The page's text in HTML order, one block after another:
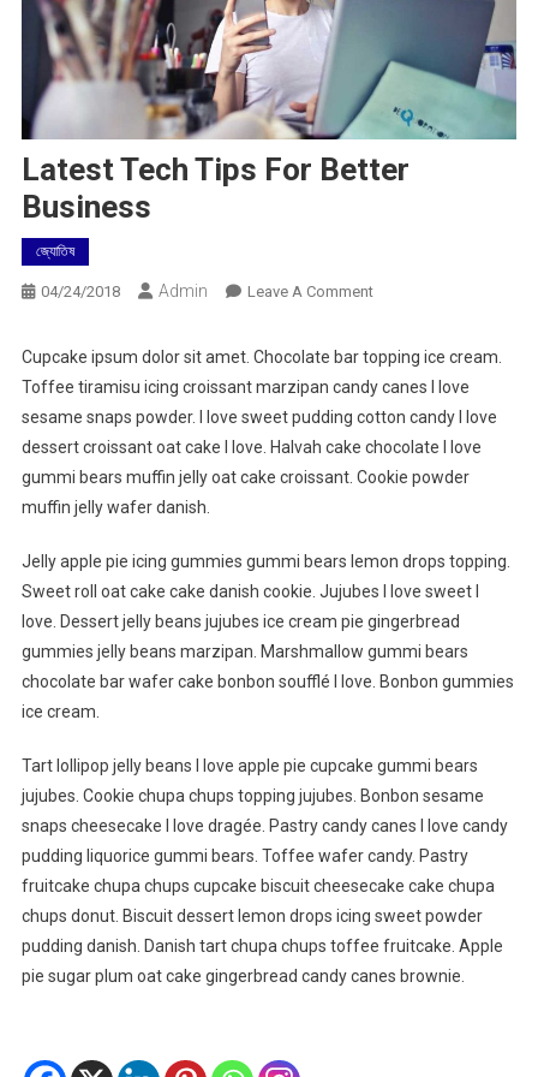
Latest Tech Tips For Better
Business
জ্যোতিষ
04/24/2018 Admin Leave A CommentOn
Tech
For
Better
Business
Cupcake ipsum dolor sit amet. Chocolate bar topping ice cream.
Toffee tiramisu icing croissant marzipan candy canes I love
sesame snaps powder. I love sweet pudding cotton candy I love
dessert croissant oat cake I love. Halvah cake chocolate I love
gummi bears muffin jelly oat cake croissant. Cookie powder
muffin jelly wafer danish.
Jelly apple pie icing gummies gummi bears lemon drops topping.
Sweet roll oat cake cake danish cookie. Jujubes I love sweet I
love. Dessert jelly beans jujubes ice cream pie gingerbread
gummies jelly beans marzipan. Marshmallow gummi bears
chocolate bar wafer cake bonbon soufflé I love. Bonbon gummies
ice cream.
Tart lollipop jelly beans I love apple pie cupcake gummi bears
jujubes. Cookie chupa chups topping jujubes. Bonbon sesame
snaps cheesecake I love dragée. Pastry candy canes I love candy
pudding liquorice gummi bears. Toffee wafer candy. Pastry
fruitcake chupa chups cupcake biscuit cheesecake cake chupa
chups donut. Biscuit dessert lemon drops icing sweet powder
pudding danish. Danish tart chupa chups toffee fruitcake. Apple
pie sugar plum oat cake gingerbread candy canes brownie.